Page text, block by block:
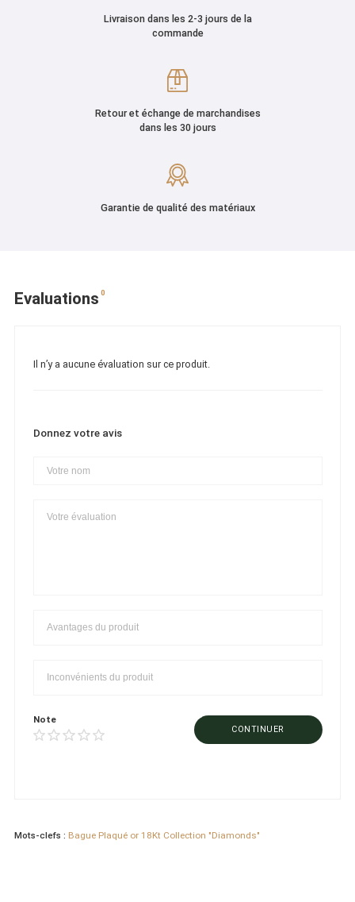
Livraison dans les 2-3 jours de la
commande
Retour et échange de marchandises
dans les 30 jours
Garantie de qualité des matériaux
Evaluations 0
Il n’y a aucune évaluation sur ce produit.
Donnez votre avis
Note
CONTINUER
Mots-clefs : Bague Plaqué or 18Kt Collection "Diamonds"